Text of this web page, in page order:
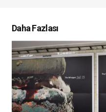
Daha Fazlası